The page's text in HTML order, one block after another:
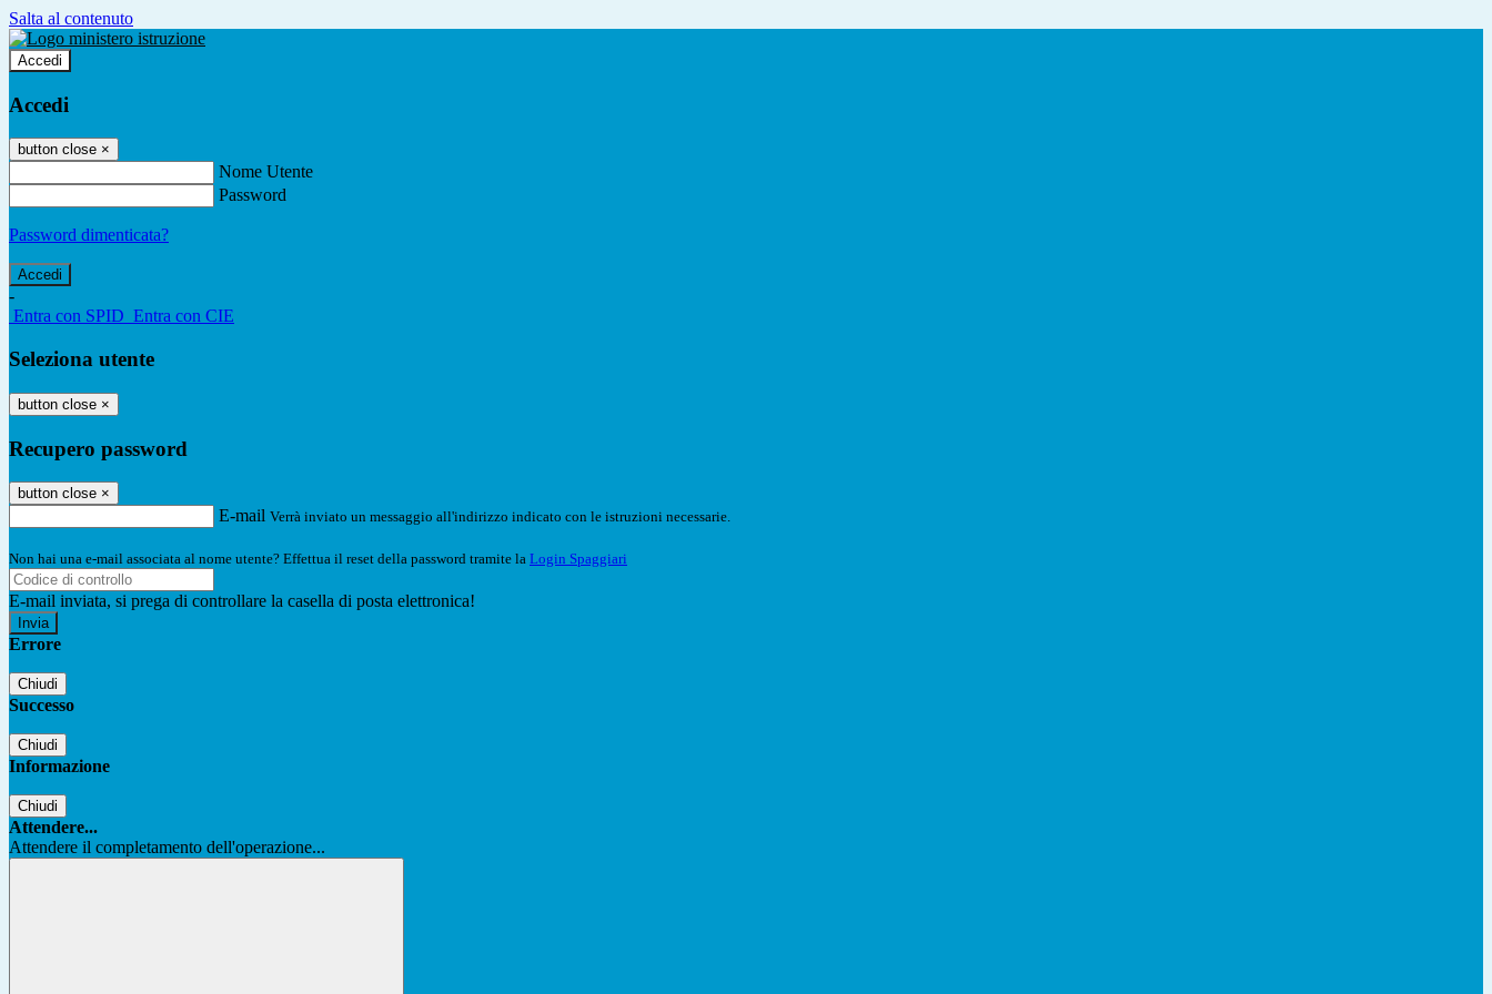
Salta al contenuto
Accedi
Accedi
button close ×
Nome Utente
Password
Password dimenticata?
-
Entra con SPID Entra con CIE
Seleziona utente
button close ×
Recupero password
button close ×
E-mail Verrà inviato un messaggio all'indirizzo indicato con le istruzioni necessarie.
Non hai una e-mail associata al nome utente? Effettua il reset della password tramite la Login Spaggiari
E-mail inviata, si prega di controllare la casella di posta elettronica!
Errore
Chiudi
Successo
Chiudi
Informazione
Chiudi
Attendere...
Attendere il completamento dell'operazione...